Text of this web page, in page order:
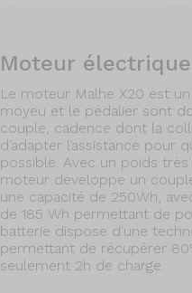
Moteur
Le moteur Malhe X20 est
moyeu et le pédalier sont
couple, cadence dont la
d’adapter l’assistance pour
possible. Avec un poids
moteur développe un
une capacité de 250Wh,
de 185 Wh permettant de
batterie dispose d'une
permettant de récupérer
seulement 2h de charge.